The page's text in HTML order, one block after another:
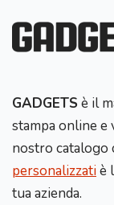
GADGETS è il
stampa online e
nostro catalogo
personalizzatiè
tua azienda.